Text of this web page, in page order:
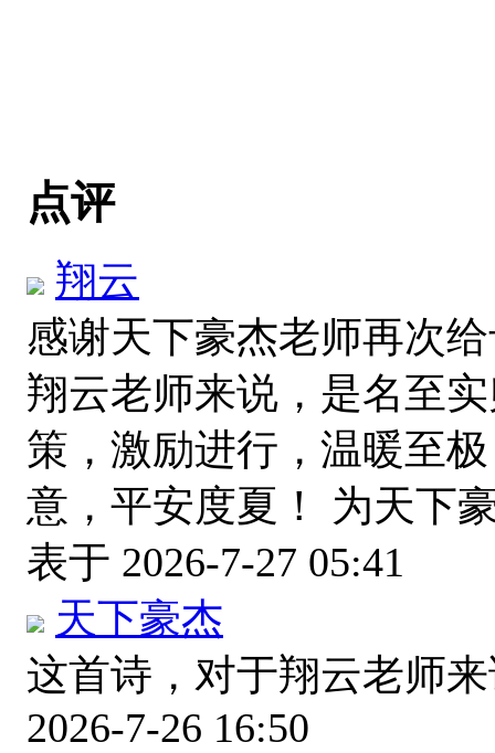
点评
翔云
感谢天下豪杰老师再次
翔云老师来说，是名至
策，激励进行，温暖至
意，平安度夏！ 为天下
表于 2026-7-27 05:41
天下豪杰
这首诗，对于翔云老师
2026-7-26 16:50